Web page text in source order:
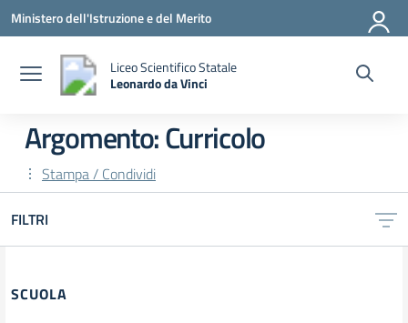
Vai ai contenuti
Vai al menu di navigazione
Vai al footer
Ministero dell'Istruzione e del Merito
Liceo Scientifico Statale
Leonardo da Vinci
Argomento: Curricolo
Stampa / Condividi
FILTRI
Filtri
SCUOLA